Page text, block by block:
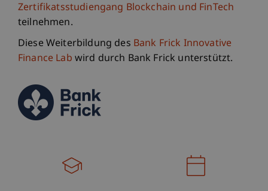
Zertifikatsstudiengang Blockchain und FinTech
teilnehmen.
Diese Weiterbildung des Bank Frick Innovative
Finance Lab wird durch Bank Frick unterstützt.